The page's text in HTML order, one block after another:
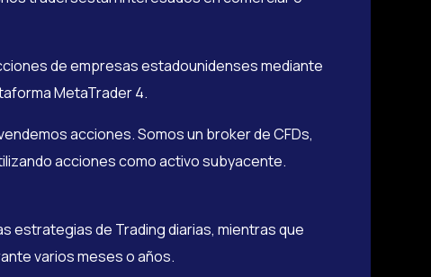
de empresas estadounidenses mediante
MetaTrader 4.
acciones. Somos un broker de CFDs,
acciones como activo subyacente.
estrategias de Trading diarias, mientras que
varios meses o años.